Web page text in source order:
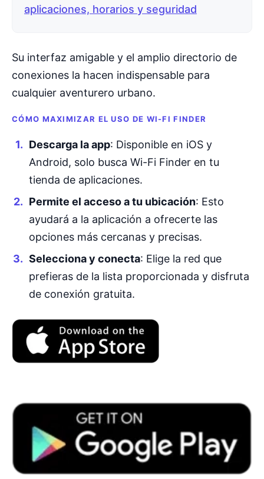
aplicaciones, horarios y seguridad
Su interfaz amigable y el amplio directorio de
conexiones la hacen indispensable para
cualquier aventurero urbano.
CÓMO MAXIMIZAR EL USO DE WI-FI FINDER
Descarga la app: Disponible en iOS y
Android, solo busca Wi-Fi Finder en tu
tienda de aplicaciones.
Permite el acceso a tu ubicación: Esto
ayudará a la aplicación a ofrecerte las
opciones más cercanas y precisas.
Selecciona y conecta: Elige la red que
prefieras de la lista proporcionada y disfruta
de conexión gratuita.